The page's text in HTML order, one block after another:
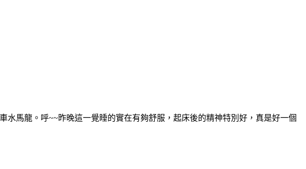
馬龍。呼~~昨晚這一覺睡的實在有夠舒服，起床後的精神特別好，真是好一個